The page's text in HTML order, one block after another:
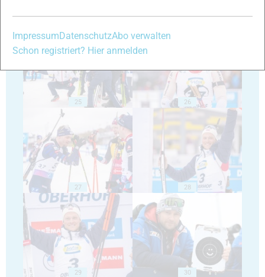
23 24
25 26
27 28
29 30
ImpressumDatenschutzAbo verwalten
Schon registriert? Hier anmelden